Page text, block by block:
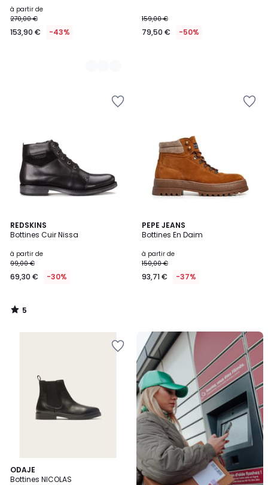
à partir de
270,00 €
153,90 € -43%
159,00 €
79,50 € -50%
REDSKINS
Bottines Cuir Nissa
à partir de
99,00 €
69,30 € -30%
5
/
5
/
PEPE JEANS
Bottines En Daim
à partir de
150,00 €
93,71 € -37%
ODAJE
Bottines NICOLAS
Nouveau
Livraison
en
Locker
Mondial
Relay